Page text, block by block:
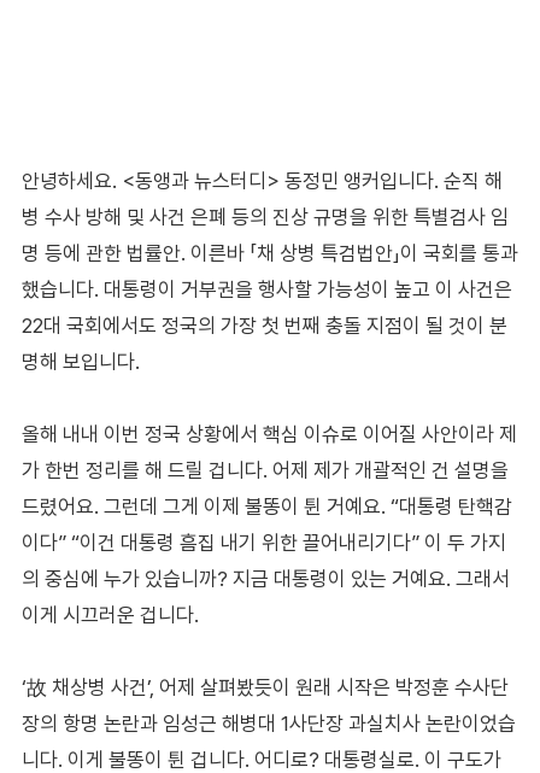
안녕하세요. <동앵과 뉴스터디> 동정민 앵커입니다. 순직 해
병 수사 방해 및 사건 은폐 등의 진상 규명을 위한 특별검사 임
명 등에 관한 법률안. 이른바 「채 상병 특검법안」이 국회를 통과
했습니다. 대통령이 거부권을 행사할 가능성이 높고 이 사건은
22대 국회에서도 정국의 가장 첫 번째 충돌 지점이 될 것이 분
명해 보입니다.
올해 내내 이번 정국 상황에서 핵심 이슈로 이어질 사안이라 제
가 한번 정리를 해 드릴 겁니다. 어제 제가 개괄적인 건 설명을
드렸어요. 그런데 그게 이제 불똥이 튄 거예요. “대통령 탄핵감
이다” “이건 대통령 흠집 내기 위한 끌어내리기다” 이 두 가지
의 중심에 누가 있습니까? 지금 대통령이 있는 거예요. 그래서
이게 시끄러운 겁니다.
‘故 채상병 사건’, 어제 살펴봤듯이 원래 시작은 박정훈 수사단
장의 항명 논란과 임성근 해병대 1사단장 과실치사 논란이었습
니다. 이게 불똥이 튄 겁니다. 어디로? 대통령실로. 이 구도가